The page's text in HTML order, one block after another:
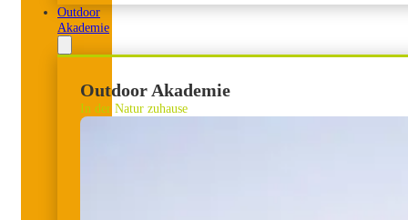
Outdoor
Akademie
Outdoor Akademie
In der Natur zuhause